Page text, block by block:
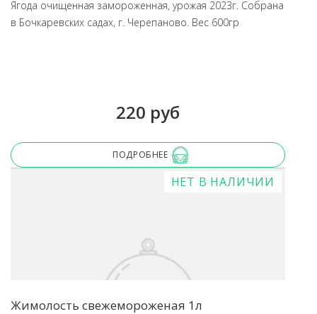
Ягода очищенная замороженная, урожая 2023г. Собрана
в Бочкаревских садах, г. Черепаново. Вес 600гр
220 руб
ПОДРОБНЕЕ
НЕТ В НАЛИЧИИ
Жимолость свежемороженая 1л